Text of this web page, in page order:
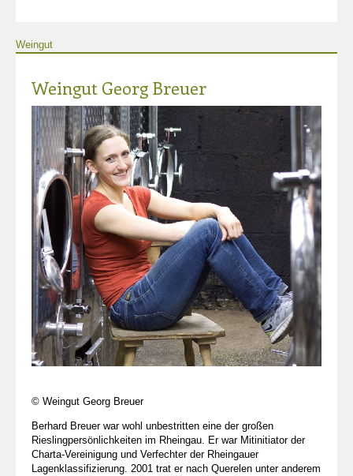
Weingut
Weingut Georg Breuer
© Weingut Georg Breuer
Berhard Breuer war wohl unbestritten eine der großen
Rieslingpersönlichkeiten im Rheingau. Er war Mitinitiator der
Charta-Vereinigung und Verfechter der Rheingauer
Lagenklassifizierung. 2001 trat er nach Querelen unter anderem